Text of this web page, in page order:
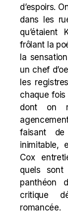
d’espoirs.
dans les
qu’étaient
frôlant la
la
un chef
les
chaque
dont on
faisant de
inimitable,
Cox
quels
panthéon
critique
romancée.